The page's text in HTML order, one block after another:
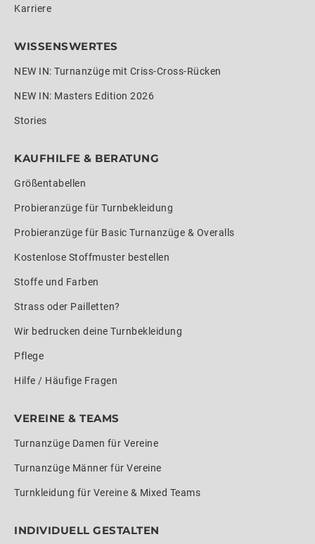
Karriere
WISSENSWERTES
NEW IN: Turnanzüge mit Criss-Cross-Rücken
NEW IN: Masters Edition 2026
Stories
KAUFHILFE & BERATUNG
Größentabellen
Probieranzüge für Turnbekleidung
Probieranzüge für Basic Turnanzüge & Overalls
Kostenlose Stoffmuster bestellen
Stoffe und Farben
Strass oder Pailletten?
Wir bedrucken deine Turnbekleidung
Pflege
Hilfe / Häufige Fragen
VEREINE & TEAMS
Turnanzüge Damen für Vereine
Turnanzüge Männer für Vereine
Turnkleidung für Vereine & Mixed Teams
INDIVIDUELL GESTALTEN